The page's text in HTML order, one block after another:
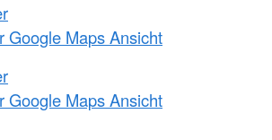
Google Maps Ansicht
Google Maps Ansicht